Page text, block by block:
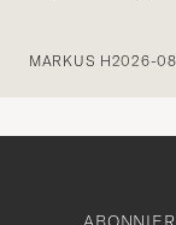
MARKUS H2026-